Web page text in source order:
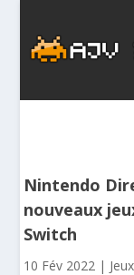
Nintendo
nouveaux
Switch
10 Fév 2022 |